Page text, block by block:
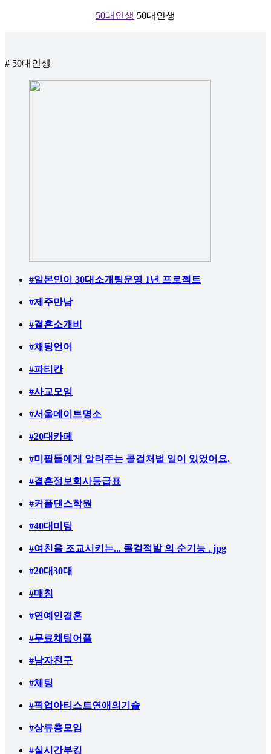
50대인생 50대인생
# 50대인생
#일본인이 30대소개팅운영 1년 프로젝트
#제주만남
#결혼소개비
#채팅언어
#파티칸
#사교모임
#서울데이트명소
#20대카페
#미필들에게 알려주는 콜걸처벌 일이 있었어요.
#결혼정보회사등급표
#커플댄스학원
#40대미팅
#여친을 조교시키는... 콜걸적발 의 순기능 . jpg
#20대30대
#매칭
#연예인결혼
#무료채팅어플
#남자친구
#체팅
#픽업아티스트연애의기술
#상류층모임
#실시간부킹